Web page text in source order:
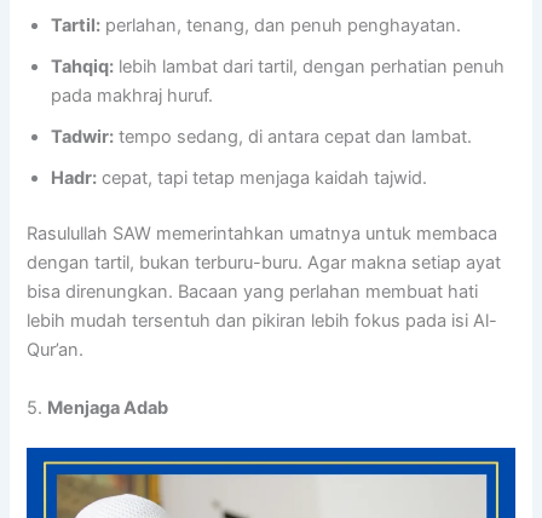
Tartil: perlahan, tenang, dan penuh penghayatan.
Tahqiq: lebih lambat dari tartil, dengan perhatian penuh
pada makhraj huruf.
Tadwir: tempo sedang, di antara cepat dan lambat.
Hadr: cepat, tapi tetap menjaga kaidah tajwid.
Rasulullah SAW memerintahkan umatnya untuk membaca
dengan tartil, bukan terburu-buru. Agar makna setiap ayat
bisa direnungkan. Bacaan yang perlahan membuat hati
lebih mudah tersentuh dan pikiran lebih fokus pada isi Al-
Qur’an.
5. Menjaga Adab